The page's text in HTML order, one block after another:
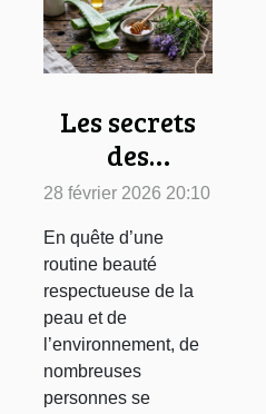
Les secrets
des
ingrédients
naturels
dans les
soins de la
peau
28 février 2026 20:10
En quête d’une
routine beauté
respectueuse de la
peau et de
l’environnement, de
nombreuses
personnes se